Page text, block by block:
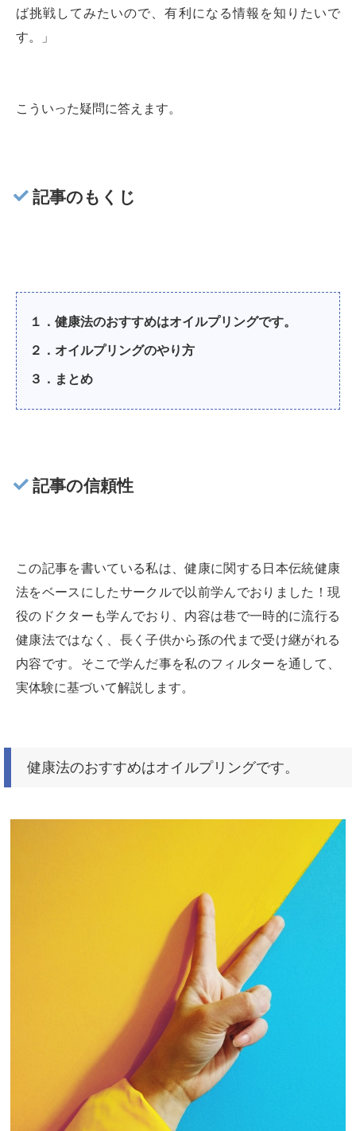
ば挑戦してみたいので、有利になる情報を知りたいで
す。」
こういった疑問に答えます。
記事のもくじ
１．健康法のおすすめはオイルプリングです。
２．オイルプリングのやり方
３．まとめ
記事の信頼性
この記事を書いている私は、健康に関する日本伝統健康
法をベースにしたサークルで以前学んでおりました！現
役のドクターも学んでおり、内容は巷で一時的に流行る
健康法ではなく、長く子供から孫の代まで受け継がれる
内容です。そこで学んだ事を私のフィルターを通して、
実体験に基づいて解説します。
健康法のおすすめはオイルプリングです。